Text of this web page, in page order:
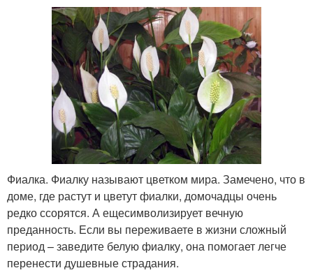
Фиалка. Фиалку называют цветком мира. Замечено, что в
доме, где растут и цветут фиалки, домочадцы очень
редко ссорятся. А ещесимволизирует вечную
преданность. Если вы переживаете в жизни сложный
период – заведите белую фиалку, она помогает легче
перенести душевные страдания.